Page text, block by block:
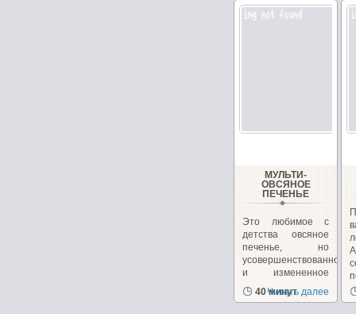
МУЛЬТИ-
ОВСЯНОЕ
ПЕЧЕНЬЕ
Это любимое с
детства овсяное
печенье, но
усовершенствованное
и измененное
для...
40 минут
Читать далее